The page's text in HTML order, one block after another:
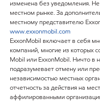
изменена без уведомления.
местном рынке. За
местному представителю
www.exxonmobil.com
ExxonMobil включает в себя
компаний, многие из которых
Mobil или ExxonMobil. Ничто в
подразумевает отмену или
независимостью местных
отчетность за действия на
аффилированными